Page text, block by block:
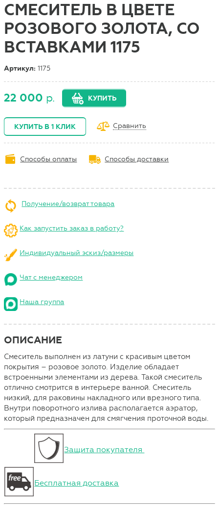
СМЕСИТЕЛЬ В ЦВЕТЕ
РОЗОВОГО ЗОЛОТА, СО
ВСТАВКАМИ 1175
Артикул:1175
22 000 р. КУПИТЬ
КУПИТЬ В 1 КЛИК Сравнить
Способы оплаты Способы доставки
Получение/возврат товара
Как запустить заказ в работу?
Индивидуальный эскиз/размеры
Чат с менеджером
Наша группа
ОПИСАНИЕ
Смеситель выполнен из латуни с красивым цветом
покрытия – розовое золото. Изделие обладает
встроенными элементами из дерева. Такой смеситель
отлично смотрится в интерьере ванной. Смеситель
низкий, для раковины накладного или врезного типа.
Внутри поворотного излива располагается аэратор,
который предназначен для смягчения проточной воды.
Защита покупателя
Бесплатная доставка